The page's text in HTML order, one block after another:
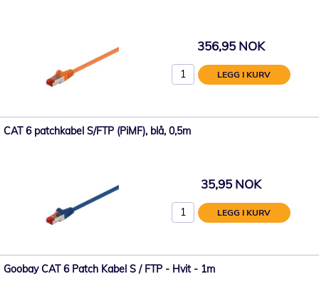
356,95 NOK
LEGG I KURV
CAT 6 patchkabel S/FTP (PiMF), blå, 0,5m
35,95 NOK
LEGG I KURV
Goobay CAT 6 Patch Kabel S / FTP - Hvit - 1m